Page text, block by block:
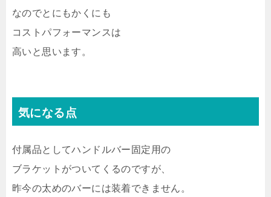
なのでとにもかくにも
コストパフォーマンスは
高いと思います。
気になる点
付属品としてハンドルバー固定用の
ブラケットがついてくるのですが、
昨今の太めのバーには装着できません。